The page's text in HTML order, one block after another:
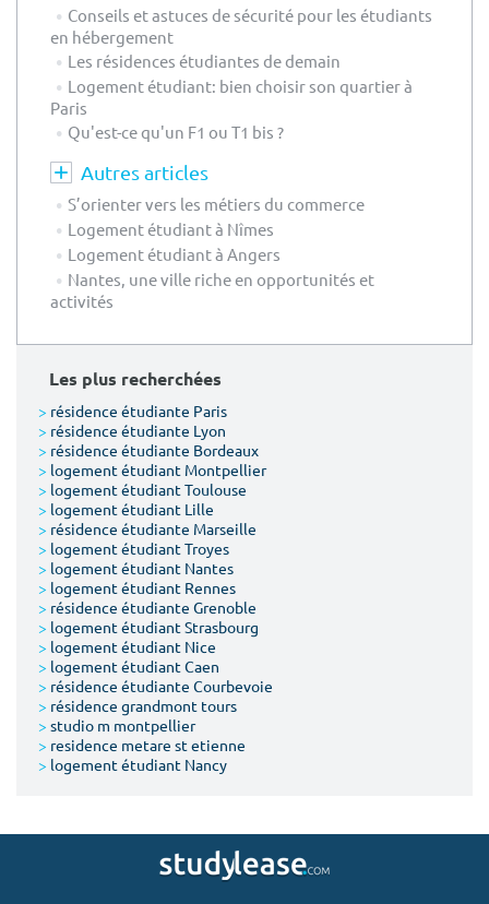
Conseils et astuces de sécurité pour les étudiants
en hébergement
Les résidences étudiantes de demain
Logement étudiant: bien choisir son quartier à
Paris
Qu'est-ce qu'un F1 ou T1 bis ?
Autres articles
S’orienter vers les métiers du commerce
Logement étudiant à Nîmes
Logement étudiant à Angers
Nantes, une ville riche en opportunités et
activités
Les plus recherchées
> résidence étudiante Paris
> résidence étudiante Lyon
> résidence étudiante Bordeaux
> logement étudiant Montpellier
> logement étudiant Toulouse
> logement étudiant Lille
> résidence étudiante Marseille
> logement étudiant Troyes
> logement étudiant Nantes
> logement étudiant Rennes
> résidence étudiante Grenoble
> logement étudiant Strasbourg
> logement étudiant Nice
> logement étudiant Caen
> résidence étudiante Courbevoie
> résidence grandmont tours
> studio m montpellier
> residence metare st etienne
> logement étudiant Nancy